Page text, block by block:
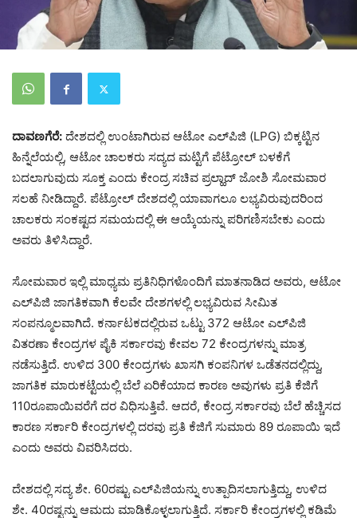
ದಾವಣಗೆರೆ: ದೇಶದಲ್ಲಿ ಉಂಟಾಗಿರುವ ಆಟೋ ಎಲ್‌ಪಿಜಿ (LPG) ಬಿಕ್ಕಟ್ಟಿನ
ಹಿನ್ನೆಲೆಯಲ್ಲಿ, ಆಟೋ ಚಾಲಕರು ಸದ್ಯದ ಮಟ್ಟಿಗೆ ಪೆಟ್ರೋಲ್ ಬಳಕೆಗೆ
ಬದಲಾಗುವುದು ಸೂಕ್ತ ಎಂದು ಕೇಂದ್ರ ಸಚಿವ ಪ್ರಲ್ಹಾದ್ ಜೋಶಿ ಸೋಮವಾರ
ಸಲಹೆ ನೀಡಿದ್ದಾರೆ. ಪೆಟ್ರೋಲ್ ದೇಶದಲ್ಲಿ ಯಾವಾಗಲೂ ಲಭ್ಯವಿರುವುದರಿಂದ
ಚಾಲಕರು ಸಂಕಷ್ಟದ ಸಮಯದಲ್ಲಿ ಈ ಆಯ್ಕೆಯನ್ನು ಪರಿಗಣಿಸಬೇಕು ಎಂದು
ಅವರು ತಿಳಿಸಿದ್ದಾರೆ.
ಸೋಮವಾರ ಇಲ್ಲಿ ಮಾಧ್ಯಮ ಪ್ರತಿನಿಧಿಗಳೊಂದಿಗೆ ಮಾತನಾಡಿದ ಅವರು, ಆಟೋ
ಎಲ್‌ಪಿಜಿ ಜಾಗತಿಕವಾಗಿ ಕೆಲವೇ ದೇಶಗಳಲ್ಲಿ ಲಭ್ಯವಿರುವ ಸೀಮಿತ
ಸಂಪನ್ಮೂಲವಾಗಿದೆ. ಕರ್ನಾಟಕದಲ್ಲಿರುವ ಒಟ್ಟು 372 ಆಟೋ ಎಲ್‌ಪಿಜಿ
ವಿತರಣಾ ಕೇಂದ್ರಗಳ ಪೈಕಿ ಸರ್ಕಾರವು ಕೇವಲ 72 ಕೇಂದ್ರಗಳನ್ನು ಮಾತ್ರ
ನಡೆಸುತ್ತಿದೆ. ಉಳಿದ 300 ಕೇಂದ್ರಗಳು ಖಾಸಗಿ ಕಂಪನಿಗಳ ಒಡೆತನದಲ್ಲಿದ್ದು,
ಜಾಗತಿಕ ಮಾರುಕಟ್ಟೆಯಲ್ಲಿ ಬೆಲೆ ಏರಿಕೆಯಾದ ಕಾರಣ ಅವುಗಳು ಪ್ರತಿ ಕೆಜಿಗೆ
110ರೂಪಾಯಿವರೆಗೆ ದರ ವಿಧಿಸುತ್ತಿವೆ. ಆದರೆ, ಕೇಂದ್ರ ಸರ್ಕಾರವು ಬೆಲೆ ಹೆಚ್ಚಿಸದ
ಕಾರಣ ಸರ್ಕಾರಿ ಕೇಂದ್ರಗಳಲ್ಲಿ ದರವು ಪ್ರತಿ ಕೆಜಿಗೆ ಸುಮಾರು 89 ರೂಪಾಯಿ ಇದೆ
ಎಂದು ಅವರು ವಿವರಿಸಿದರು.
ದೇಶದಲ್ಲಿ ಸದ್ಯ ಶೇ. 60ರಷ್ಟು ಎಲ್‌ಪಿಜಿಯನ್ನು ಉತ್ಪಾದಿಸಲಾಗುತ್ತಿದ್ದು, ಉಳಿದ
ಶೇ. 40ರಷ್ಟನ್ನು ಆಮದು ಮಾಡಿಕೊಳ್ಳಲಾಗುತ್ತಿದೆ. ಸರ್ಕಾರಿ ಕೇಂದ್ರಗಳಲ್ಲಿ ಕಡಿಮೆ